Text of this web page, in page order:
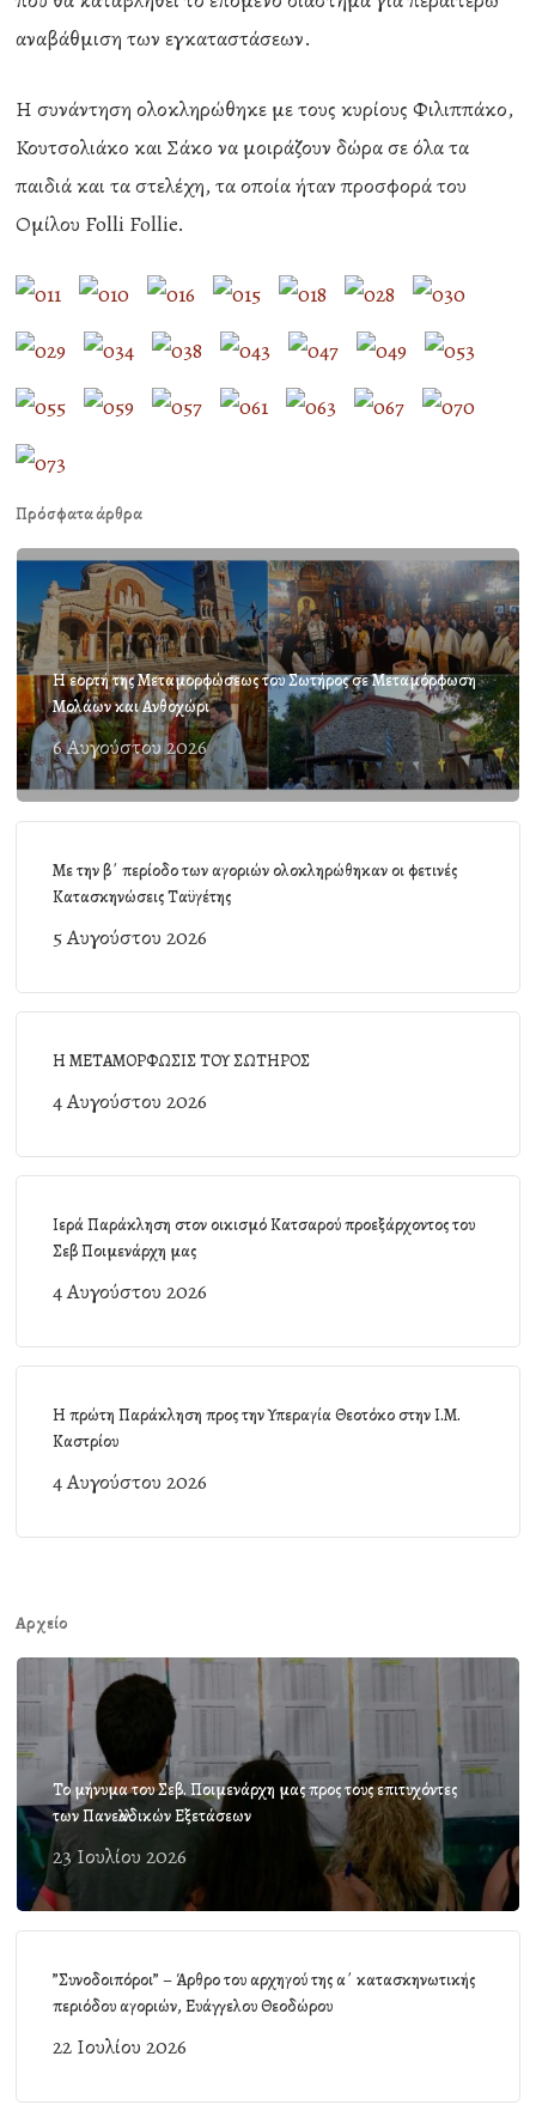
αναβάθμιση των εγκαταστάσεων.
Η συνάντηση ολοκληρώθηκε με τους κυρίους Φιλιππάκο,
Κουτσολιάκο και Σάκο να μοιράζουν δώρα σε όλα τα
παιδιά και τα στελέχη, τα οποία ήταν προσφορά του
Ομίλου Folli Follie.
Πρόσφατα άρθρα
Η εορτή της Μεταμορφώσεως του Σωτήρος σε Μεταμόρφωση
Μολάων και Ανθοχώρι
6 Αυγούστου 2026
Με την β΄ περίοδο των αγοριών ολοκληρώθηκαν οι φετινές
Κατασκηνώσεις Ταϋγέτης
5 Αυγούστου 2026
Η ΜΕΤΑΜΟΡΦΩΣΙΣ ΤΟΥ ΣΩΤΗΡΟΣ
4 Αυγούστου 2026
Ιερά Παράκληση στον οικισμό Κατσαρού προεξάρχοντος του
Σεβ Ποιμενάρχη μας
4 Αυγούστου 2026
Η πρώτη Παράκληση προς την Υπεραγία Θεοτόκο στην Ι.Μ.
Καστρίου
4 Αυγούστου 2026
Αρχείο
Το μήνυμα του Σεβ. Ποιμενάρχη μας προς τους επιτυχόντες
των Πανελλαδικών Εξετάσεων
23 Ιουλίου 2026
”Συνοδοιπόροι” – Άρθρο του αρχηγού της α΄ κατασκηνωτικής
περιόδου αγοριών, Ευάγγελου Θεοδώρου
22 Ιουλίου 2026